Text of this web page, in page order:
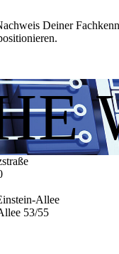
Deiner
Allee
53/​55